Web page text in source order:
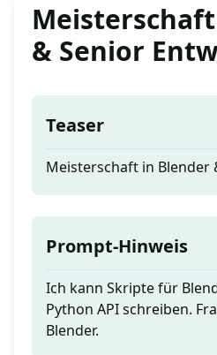
& Senior
Teaser
Meisterschaft in Blender
Prompt-Hinweis
Ich kann Skripte für
Python API schreiben.
Blender.